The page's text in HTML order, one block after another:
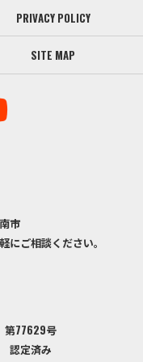
PRIVACY POLICY
SITE MAP
市
ご相談ください。
77629号
認定済み